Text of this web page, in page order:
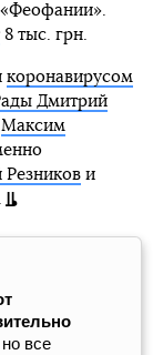
8 тыс. грн.
коронавирусом
Дмитрий
Максим
Резникови
все